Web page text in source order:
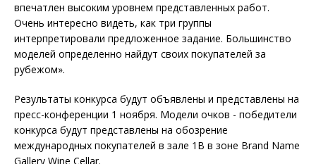
впечатлен высоким уровнем представленных работ.
Очень интересно видеть, как три группы
интерпретировали предложенное задание. Большинство
моделей определенно найдут своих покупателей за
рубежом».
Результаты конкурса будут объявлены и представлены на
пресс-конференции 1 ноября. Модели очков - победители
конкурса будут представлены на обозрение
международных покупателей в зале 1B в зоне Brand Name
Gallery Wine Cellar.